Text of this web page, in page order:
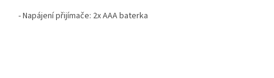
- Napájení přijímače: 2x AAA baterka